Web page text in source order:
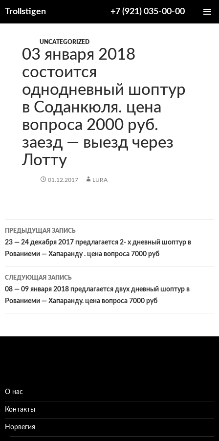
Trollstigen +7 (921) 035-00-00
СОДЕРЖИМОМУUNCATEGORIZED
03 января 2018
состоится
однодневный шоптур
в Соданкюля. цена
вопроса 2000 руб.
заезд — выезд через
Лотту
01.12.2017 LURA
Навигация
по
ПРЕДЫДУЩАЯ ЗАПИСЬ
23 — 24 декабря 2017 предлагается 2- х дневный шоптур в
Рованиеми — Хапаранду . цена вопроса 7000 руб
СЛЕДУЮЩАЯ ЗАПИСЬ
08 — 09 января 2018 предлагается двух дневный шоптур в
Рованиеми — Хапаранду. цена вопроса 7000 руб
О нас
Контакты
Норвегия